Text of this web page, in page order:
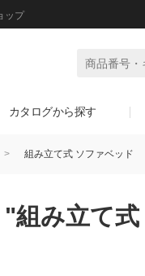
ップ
カタログから探す
組み立て式 ソファベッド
"組み立て